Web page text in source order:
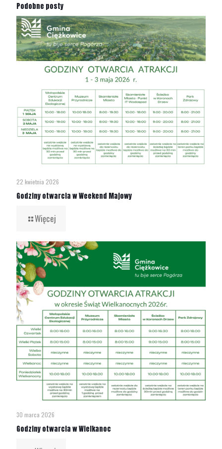
Podobne posty
22 kwietnia 2026
Godziny otwarcia w Weekend Majowy
Więcej
30 marca 2026
Godziny otwarcia w Wielkanoc